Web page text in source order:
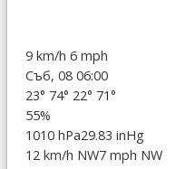
9 km/h 6 mph
Съб, 08 06:00
23° 74° 22° 71°
55%
1010 hPa29.83 inHg
12 km/h NW7 mph NW